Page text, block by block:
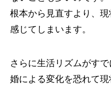
根本から見直すより、
感じてしまいます。
さらに生活リズムがす
婚による変化を恐れて